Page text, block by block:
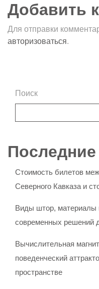
Добавить
Для отправки
авторизоваться.
Поиск
Последние
Стоимость билетов
Северного Кавказа и
Виды штор, материалы
современных решений
Вычислительная
поведенческий
пространстве